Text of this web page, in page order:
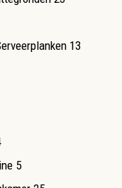
13
5